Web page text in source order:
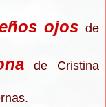
ojosde
de Cristina